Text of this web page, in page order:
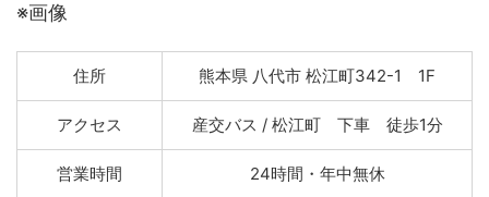
※画像
住所 熊本県 八代市 松江町342-1 1F
アクセス 産交バス / 松江町 下車 徒歩1分
営業時間 24時間・年中無休